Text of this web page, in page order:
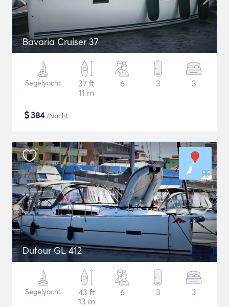
Bavaria Cruiser 37
Segelyacht
37 ft
11 m
6 3 3
$384/Nacht
Dufour GL 412
Segelyacht
43 ft
13 m
6 3 3